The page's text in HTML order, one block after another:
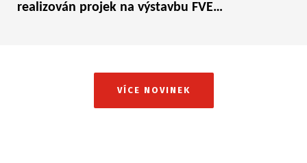
realizován projek na výstavbu FVE…
VÍCE NOVINEK